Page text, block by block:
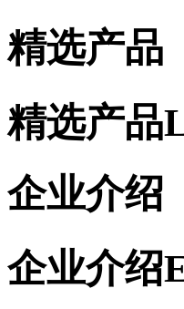
精选产品
精选产品
企业介绍
企业介绍